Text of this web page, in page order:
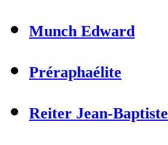
Munch Edward
Préraphaélite
Reiter Jean-Baptiste